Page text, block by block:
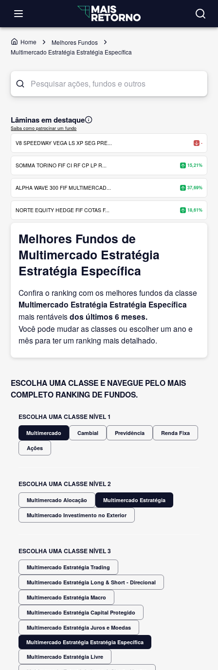
Home
Melhores Fundos
Multimercado Estratégia Estratégia Específica
Lâminas em destaque
Saiba como patrocinar um fundo
V8 SPEEDWAY VEGA LS XP SEG PRE... -
SOMMA TORINO FIF CI RF CP LP R... 15,21%
ALPHA WAVE 300 FIF MULTIMERCAD... 37,69%
NORTE EQUITY HEDGE FIF COTAS F... 18,61%
Melhores Fundos de
Multimercado Estratégia
Estratégia Específica
Confira o ranking com os melhores fundos da classe
Multimercado Estratégia Estratégia Específica
mais rentáveisdos últimos 6 meses.
Você pode mudar as classes ou escolher um ano e
mês para ter um ranking mais detalhado.
ESCOLHA UMA CLASSE E NAVEGUE PELO MAIS
COMPLETO RANKING DE FUNDOS.
ESCOLHA UMA CLASSE NÍVEL 1
Multimercado Cambial Previdência Renda Fixa
Ações
ESCOLHA UMA CLASSE NÍVEL 2
Multimercado Alocação Multimercado Estratégia
Multimercado Investimento no Exterior
ESCOLHA UMA CLASSE NÍVEL 3
Multimercado Estratégia Trading
Multimercado Estratégia Long & Short - Direcional
Multimercado Estratégia Macro
Multimercado Estratégia Capital Protegido
Multimercado Estratégia Juros e Moedas
Multimercado Estratégia Estratégia Específica
Multimercado Estratégia Livre